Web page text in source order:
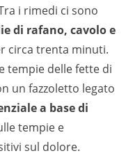
i rimedi ci sono
di rafano, cavolo e
circa trenta minuti.
tempie delle fette di
un fazzoletto legato
a base di
tempie e
sul dolore.